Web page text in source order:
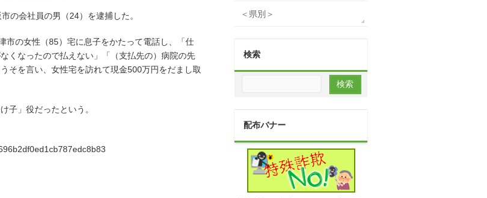
の会社員の男（24）を逮捕した。
の女性（85）宅に息子をかたって電話し、「仕
くなったので払えない」「（支払先の）病院の先
そを言い、女性宅を訪れて現金500万円をだまし取
子」役だったという。
＜県別＞
検索
配布バナー